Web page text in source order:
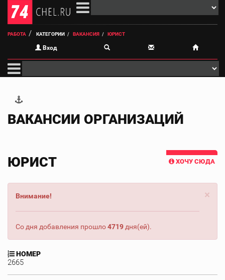
РАБОТА КАТЕГОРИИ ВАКАНСИЯ ЮРИСТ
Вход
ВАКАНСИИ ОРГАНИЗАЦИЙ
ХОЧУ СЮДА
ЮРИСТ
×
Внимание!
Со дня добавления прошло4719 дня(ей).
НОМЕР
2665